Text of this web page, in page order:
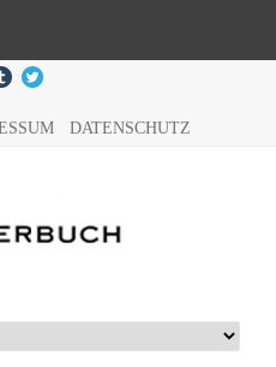
DATENSCHUTZ